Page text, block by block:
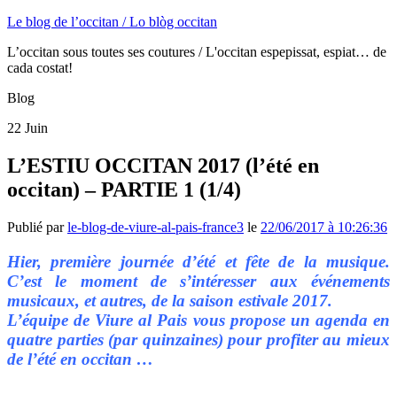
Le blog de l’occitan / Lo blòg occitan
L’occitan sous toutes ses coutures / L'occitan espepissat, espiat… de
cada costat!
Blog
22 Juin
L’ESTIU OCCITAN 2017 (l’été en
occitan) – PARTIE 1 (1/4)
Publié parle-blog-de-viure-al-pais-france3 le 22/06/2017 à 10:26:36
Hier, première journée d’été et fête de la musique.
C’est le moment de s’intéresser aux événements
musicaux, et autres, de la saison estivale 2017.
L’équipe de Viure al Pais vous propose un agenda en
quatre parties (par quinzaines) pour profiter au mieux
de l’été en occitan …